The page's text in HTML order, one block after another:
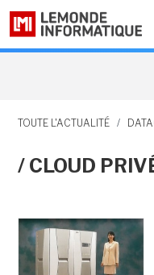
TOUTE L'ACTUALITÉ /
/ CLOUD